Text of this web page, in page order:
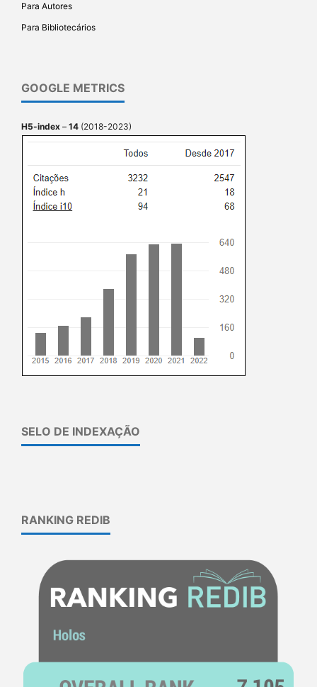
Para Autores
Para Bibliotecários
GOOGLE METRICS
H5-index – 14 (2018-2023)
SELO DE INDEXAÇÃO
RANKING REDIB